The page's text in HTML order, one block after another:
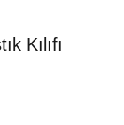
Kılıfı